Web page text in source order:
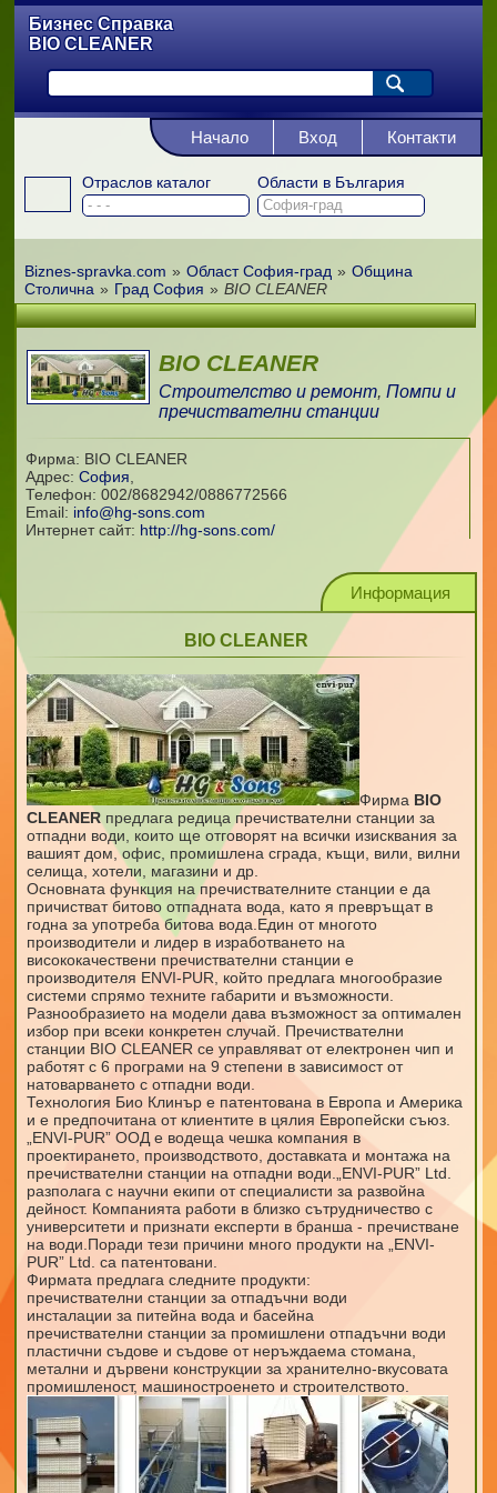
Бизнес Справка
BIO CLEANER
Отраслов каталог Области в България
Начало Вход Контакти
Biznes-spravka.com » Област София-град » Община
Столична » Град София » BIO CLEANER
BIO CLEANER
Строителство и ремонт,Помпи и
пречиствателни станции
Фирма: BIO CLEANER
Адрес: София
Телефон: 002/8682942/0886772566
Email: info@hg-sons.com
Интернет сайт: http://hg-sons.com/
Информация
BIO CLEANER
Фирма BIO
CLEANERпредлага редица пречиствателни станции за
отпадни води, които ще отговорят на всички изисквания за
вашият дом, офис, промишлена сграда, къщи, вили, вилни
селища, хотели, магазини и др.
Основната функция на пречиствателните станции е да
причистват битово отпадната вода, като я превръщат в
годна за употреба битова вода.Един от многото
производители и лидер в изработването на
висококачествени пречиствателни станции е
производителя ENVI-PUR, който предлага многообразие
системи спрямо техните габарити и възможности.
Разнообразието на модели дава възможност за оптимален
избор при всеки конкретен случай. Пречиствателни
станции BIO CLEANER се управляват от електронен чип и
работят с 6 програми на 9 степени в зависимост от
натоварването с отпадни води.
Технология Био Клинър е патентована в Европа и Америка
и е предпочитана от клиентите в цялия Европейски съюз.
„ENVI-PUR” ООД е водеща чешка компания в
проектирането, производството, доставката и монтажа на
пречиствателни станции на отпадни води.„ENVI-PUR” Ltd.
разполага с научни екипи от специалисти за развойна
дейност. Компанията работи в близко сътрудничество с
университети и признати експерти в бранша - пречистване
на води.Поради тези причини много продукти на „ENVI-
PUR” Ltd. са патентовани.
Фирмата предлага следните продукти:
пречиствателни станции за отпадъчни води
инсталации за питейна вода и басейна
пречиствателни станции за промишлени отпадъчни води
пластични съдове и съдове от неръждаема стомана,
метални и дървени конструкции за хранително-вкусовата
промишленост, машиностроенето и строителството.